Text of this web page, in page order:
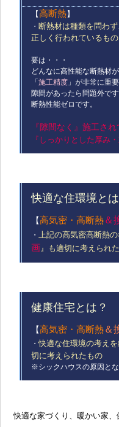
【高断熱】
・ 断熱材は種類を問わず
正しく行われているもの
要は・・・
どんなに高性能な断熱材
「 施工精度 」が非常に重
隙間があったら問題外です
断熱性能ゼロです。
『隙間なく』施工さ
『しっかりとした厚み
快適な住環境とは
【高気密・高断熱＆
・ 上記の高気密高断熱
画』も適切に考えられ
健康住宅とは？
【高気密・高断熱＆
・快適な住環境の考え
切に考えられたもの
※シックハウスの原因と
快適な家づくり、暖かい家、